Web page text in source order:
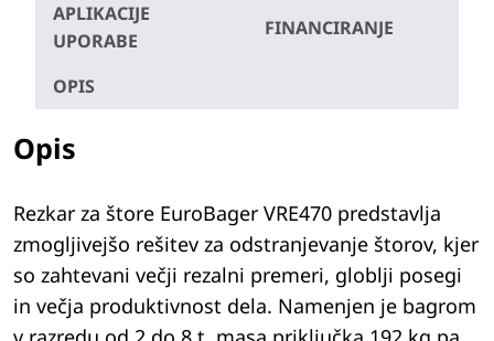
OPIS
APLIKACIJE
UPORABE
FINANCIRANJE
Opis
Rezkar za štore EuroBager VRE470 predstavlja
zmogljivejšo rešitev za odstranjevanje štorov, kjer
so zahtevani večji rezalni premeri, globlji posegi
in večja produktivnost dela. Namenjen je bagrom